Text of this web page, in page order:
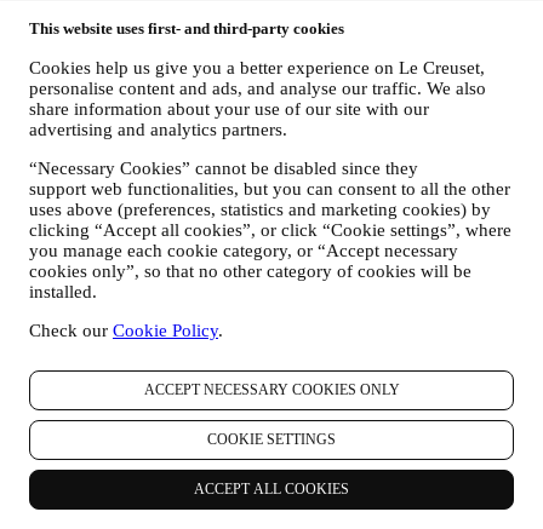
This website uses first- and third-party cookies
Cookies help us give you a better experience on Le Creuset,
personalise content and ads, and analyse our traffic. We also
share information about your use of our site with our
advertising and analytics partners.
“Necessary Cookies” cannot be disabled since they
support web functionalities, but you can consent to all the other
uses above (preferences, statistics and marketing cookies) by
clicking “Accept all cookies”, or click “Cookie settings”, where
you manage each cookie category, or “Accept necessary
cookies only”, so that no other category of cookies will be
installed.
Check our Cookie Policy.
ACCEPT NECESSARY COOKIES ONLY
COOKIE SETTINGS
ACCEPT ALL COOKIES
pela Le Creuset ou ofertas especiais. Estas comunicações
nos detalhes que possuímos sobre si, como a sua localização,
histórico de compras ou preferências dos nossos produtos.
Usaremos os seus dados para entender melhor os seus
interesses. Isso permite-nos personalizar as nossas
comunicações para torná-las mais relevantes e interessantes.
Não haverá outros efeitos. Também reunimos estatísticas
sobre a abertura de e-mails e cliques usando tecnologias
padrão do setor (incluindo pixels de rastreamento em e-mail)
que nos ajudam a monitorar as nossas newsletters. Este
processamento é baseado no seu consentimento em receber
nossas comunicações personalizadas de marketing. A opção
informações pessoais são coletadas, marcando a caixa de
atualizações a qualquer momento, gratuitamente, clicando no
botão de cancelamento de inscrição no final de qualquer
newsletter. Se preferir, pode fazê-lo entrando em contato
connosco através deprivacy@lecreuset.com
RE-TARGETING / AJUSTAR AS NOSSAS OFERTAS E
MELHORAR A EXPERIÊNCIA AO CLIENTE.
Gostaríamos de usar os seus dados para personalizar nossos